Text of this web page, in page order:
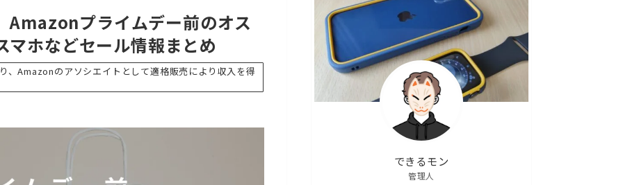
Amazonプライムデー前のオス
マホなどセール情報まとめ
、Amazonのアソシエイトとして適格販売により収入を得
できるモン
管理人